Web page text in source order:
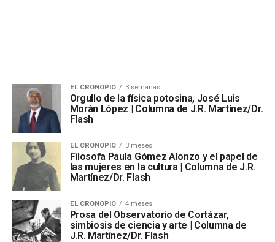
EL CRONOPIO 3 semanas
Orgullo de la física potosina, José Luis
Morán López | Columna de J.R. Martínez/Dr.
Flash
EL CRONOPIO 3 meses
Filosofa Paula Gómez Alonzo y el papel de
las mujeres en la cultura | Columna de J.R.
Martínez/Dr. Flash
EL CRONOPIO 4 meses
Prosa del Observatorio de Cortázar,
simbiosis de ciencia y arte | Columna de
J.R. Martínez/Dr. Flash